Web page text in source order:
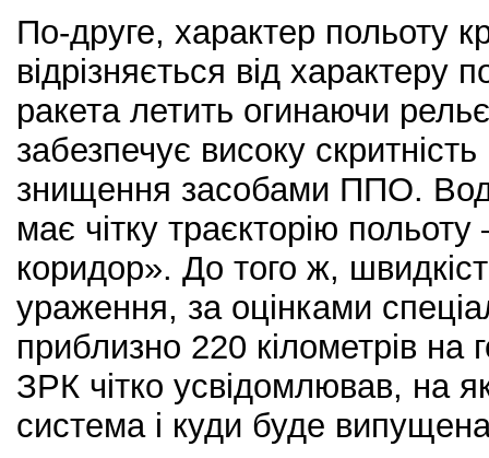
По-друге, характер польоту
відрізняється від характеру
ракета летить огинаючи
забезпечує високу скритність
знищення засобами ППО.
має чітку траєкторію польоту
коридор». До того ж,
ураження, за оцінками
приблизно 220 кілометрів на
ЗРК чітко усвідомлював, на
система і куди буде